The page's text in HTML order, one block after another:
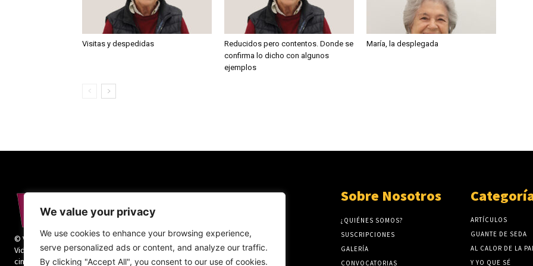
We value your privacy
We use cookies to enhance your browsing experience,
serve personalized ads or content, and analyze our traffic.
By clicking "Accept All", you consent to our use of cookies.
Visitas y despedidas
Reducidos pero contentos. Donde se
confirma lo dicho con algunos
ejemplos
María, la desplegada
© Vida Religiosa. Todos los derechos reservados.
Vida Religiosa es una revista mensual y además
cinco números monográficos sobre teología y
Sobre Nosotros
¿QUIÉNES SOMOS?
SUSCRIPCIONES
GALERÍA
CONVOCATORIAS
ARTÍCULOS
GUANTE DE SEDA
AL CALOR DE LA
Y YO QUE SÉ